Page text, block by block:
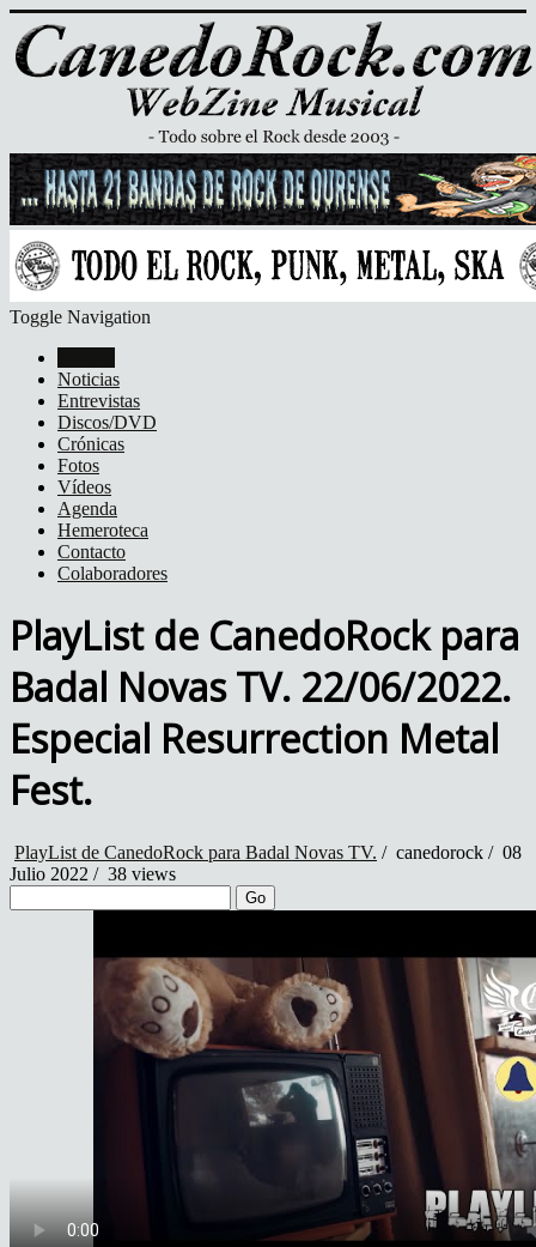
Toggle Navigation
Noticias
Entrevistas
Discos/DVD
Crónicas
Fotos
Vídeos
Agenda
Hemeroteca
Contacto
Colaboradores
PlayList de CanedoRock para
Badal Novas TV. 22/06/2022.
Especial Resurrection Metal
Fest.
PlayList de CanedoRock para Badal Novas TV. / canedorock / 08
Julio 2022 / 38 views
Go